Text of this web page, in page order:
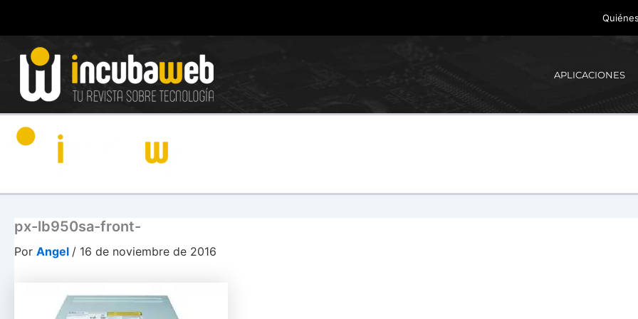
contenido
APLICACIONES
px-lb950sa-front-
Por Angel / 16 de noviembre de 2016